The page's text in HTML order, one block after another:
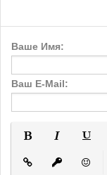
Ваше Имя:
Ваш E-Mail: